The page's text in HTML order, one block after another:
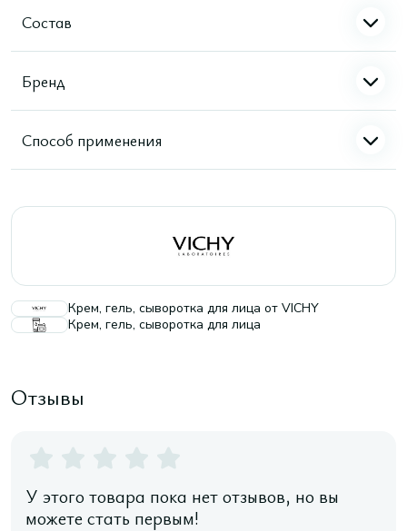
Состав
Бренд
Способ применения
Крем, гель, сыворотка для лица от VICHY
Крем, гель, сыворотка для лица
Отзывы
У этого товара пока нет отзывов, но вы
можете стать первым!